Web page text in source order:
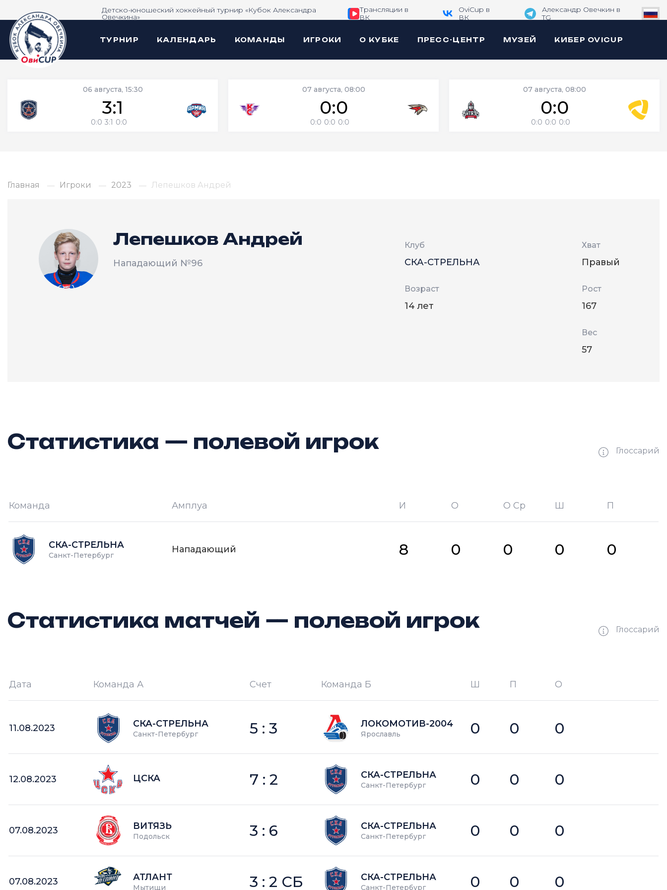
Детско-юношеский хоккейный турнир «Кубок Александра
Овечкина»
Трансляции в
ВК
OviCup в
ВК
Александр Овечкин в
TG
ТУРНИР КАЛЕНДАРЬ КОМАНДЫ ИГРОКИ О КУБКЕ ПРЕСС-ЦЕНТР МУЗЕЙ КИБЕР OVICUP
06 августа, 15:30
3:1
0:0 3:1 0:0
07 августа, 08:00
0:0
0:0 0:0 0:0
07 августа, 08:00
0:0
0:0 0:0 0:0
Главная Игроки 2023 Лепешков Андрей
Лепешков Андрей
Нападающий №96
Клуб
СКА-СТРЕЛЬНА
Возраст
14 лет
Хват
Правый
Рост
167
Вес
57
Статистика — полевой игрок Глоссарий
Команда Амплуа И О О Ср Ш П
СКА-СТРЕЛЬНА
Санкт-Петербург
Нападающий 8 0 0 0 0
Статистика матчей — полевой игрок Глоссарий
Дата Команда А Счет Команда Б Ш П О
11.08.2023 СКА-СТРЕЛЬНА
Санкт-Петербург 5 : 3 ЛОКОМОТИВ-2004
Ярославль 0 0 0
12.08.2023 ЦСКА 7 : 2 СКА-СТРЕЛЬНА
Санкт-Петербург 0 0 0
07.08.2023 ВИТЯЗЬ
Подольск 3 : 6 СКА-СТРЕЛЬНА
Санкт-Петербург 0 0 0
07.08.2023 АТЛАНТ
Мытищи 3 : 2 СБ СКА-СТРЕЛЬНА
Санкт-Петербург 0 0 0